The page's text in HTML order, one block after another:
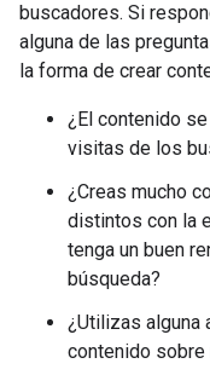
buscadores. Si
alguna de las
la forma de crear
¿El contenido
visitas de los
¿Creas mucho
distintos con la
tenga un buen
búsqueda?
¿Utilizas alguna
contenido sobre